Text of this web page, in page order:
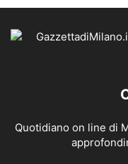
Quotidiano on line di